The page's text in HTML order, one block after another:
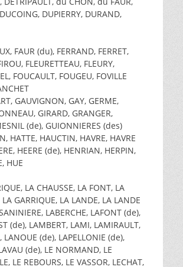
DUPIERRY, DURAND,
FAUR (du), FERRAND, FERRET,
FLEURETTEAU, FLEURY,
FOUCAULT, FOUGEU, FOVILLE
GAUVIGNON, GAY, GERME,
GIRARD, GRANGER,
(de), GUIONNIERES (des)
HATTE, HAUCTIN, HAVRE, HAVRE
HEERE (de), HENRIAN, HERPIN,
HUE
LA CHAUSSE, LA FONT, LA
LA GARRIQUE, LA LANDE, LA LANDE
LABERCHE, LAFONT (de),
(de), LAMBERT, LAMI, LAMIRAULT,
LANOUE (de), LAPELLONIE (de),
(de), LE NORMAND, LE
LE REBOURS, LE VASSOR, LECHAT,